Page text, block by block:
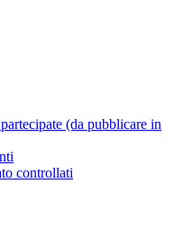
(da pubblicare in
controllati